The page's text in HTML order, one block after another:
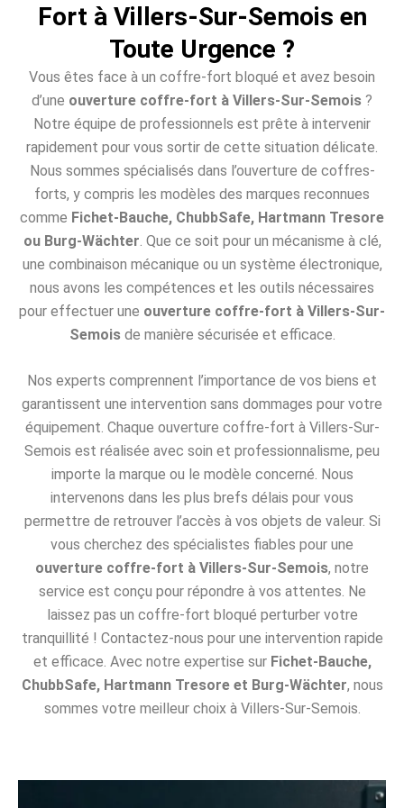
Fort à Villers-Sur-Semois en
Toute Urgence ?
Vous êtes face à un coffre-fort bloqué et avez besoin
d’une ouverture coffre-fort à Villers-Sur-Semois ?
Notre équipe de professionnels est prête à intervenir
rapidement pour vous sortir de cette situation délicate.
Nous sommes spécialisés dans l’ouverture de coffres-
forts, y compris les modèles des marques reconnues
comme Fichet-Bauche, ChubbSafe, Hartmann Tresore
ou Burg-Wächter . Que ce soit pour un mécanisme à clé,
une combinaison mécanique ou un système électronique,
nous avons les compétences et les outils nécessaires
pour effectuer une ouverture coffre-fort à Villers-Sur-
Semoisde manière sécurisée et efficace.
Nos experts comprennent l’importance de vos biens et
garantissent une intervention sans dommages pour votre
équipement. Chaque ouverture coffre-fort à Villers-Sur-
Semois est réalisée avec soin et professionnalisme, peu
importe la marque ou le modèle concerné. Nous
intervenons dans les plus brefs délais pour vous
permettre de retrouver l’accès à vos objets de valeur. Si
vous cherchez des spécialistes fiables pour une
ouverture coffre-fort à Villers-Sur-Semois, notre
service est conçu pour répondre à vos attentes. Ne
laissez pas un coffre-fort bloqué perturber votre
tranquillité ! Contactez-nous pour une intervention rapide
et efficace. Avec notre expertise sur Fichet-Bauche,
ChubbSafe, Hartmann Tresore et Burg-Wächter, nous
sommes votre meilleur choix à Villers-Sur-Semois.